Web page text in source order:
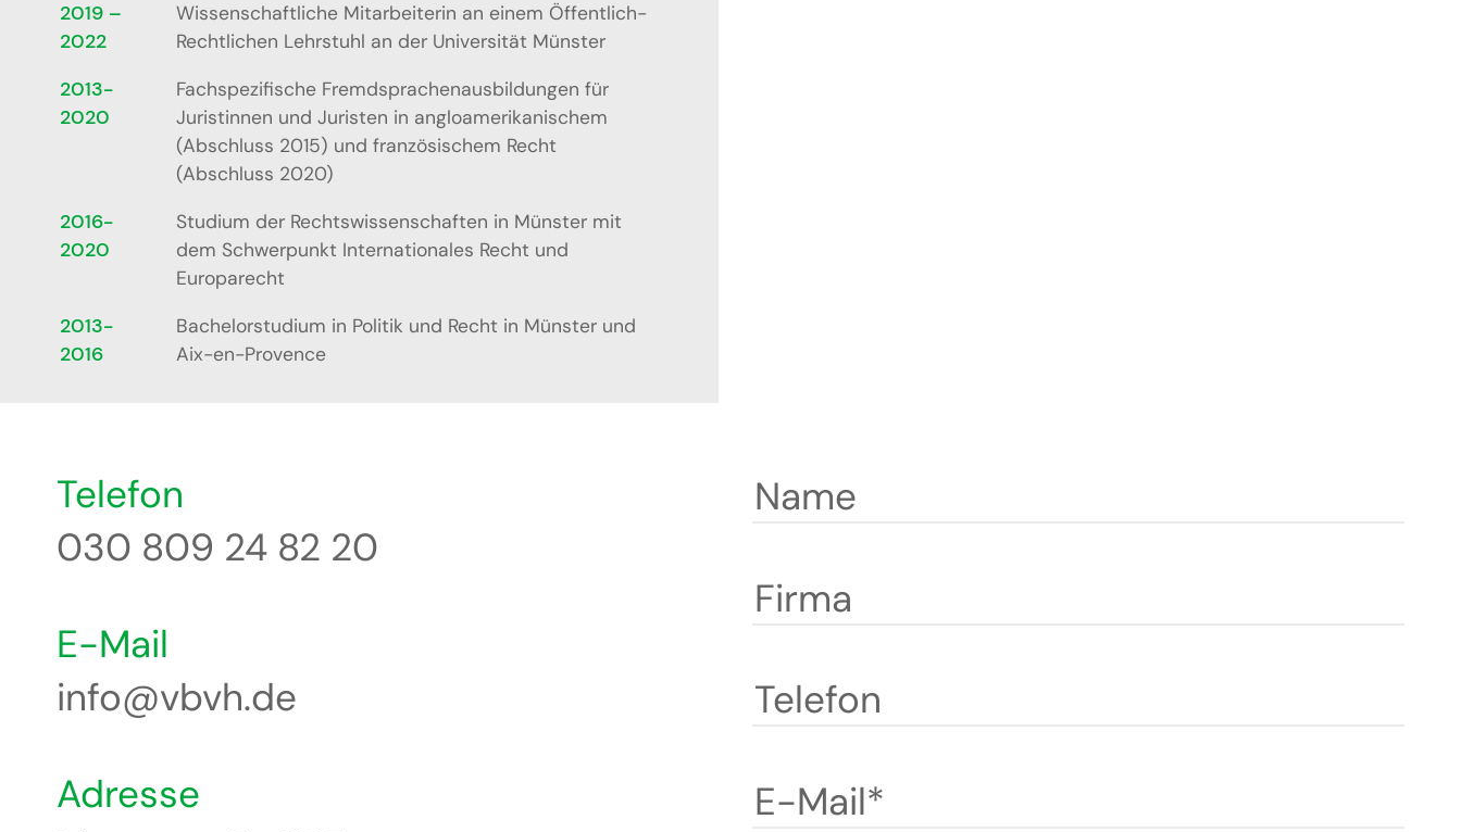
2019 –
2022
Wissenschaftliche Mitarbeiterin an einem Öffentlich-
Rechtlichen Lehrstuhl an der Universität Münster
2013-
2020
Fachspezifische Fremdsprachenausbildungen für
Juristinnen und Juristen in angloamerikanischem
(Abschluss 2015) und französischem Recht
(Abschluss 2020)
2016-
2020
Studium der Rechtswissenschaften in Münster mit
dem Schwerpunkt Internationales Recht und
Europarecht
2013-
2016
Bachelorstudium in Politik und Recht in Münster und
Aix-en-Provence
Telefon
030 809 24 82 20
E-Mail
info@vbvh.de
Adresse
Name
Firma
Telefon
E-Mail*